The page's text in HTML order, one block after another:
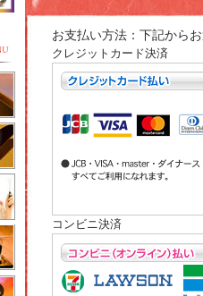
お支払い方法：下記から
クレジットカード決済
コンビニ決済